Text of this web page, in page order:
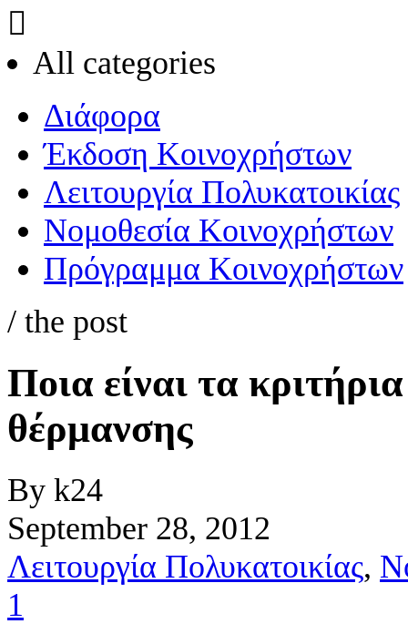

All categories
Διάφορα
Έκδοση Κοινοχρήστων
Λειτουργία Πολυκατοικίας
Νομοθεσία Κοινοχρήστων
Πρόγραμμα Κοινοχρήστων
/ the post
Ποια είναι τα
θέρμανσης
By k24
September 28, 2012
Λειτουργία Πολυκατοικίας,
1